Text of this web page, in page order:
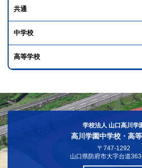
共通
中学校
高等学校
学校法人 山口高川学
高川学園中学校・高
〒747-1292
山口県防府市大字台道